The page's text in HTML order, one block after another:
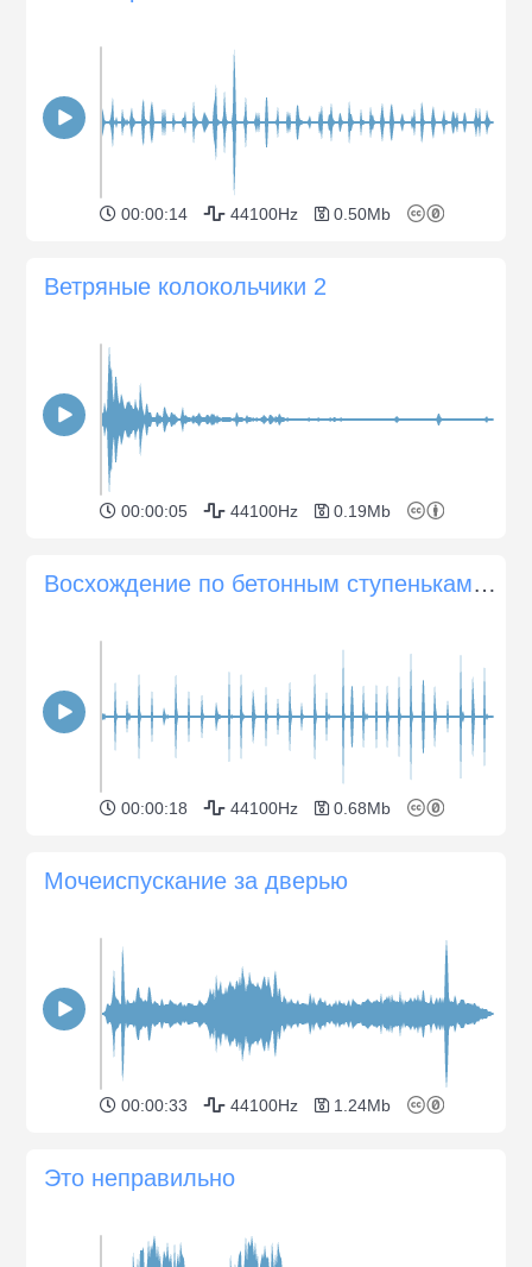
00:00:14 44100Hz 0.50Mb
Ветряные колокольчики 2
00:00:05 44100Hz 0.19Mb
Восхождение по бетонным ступенькам в кроссовках
00:00:18 44100Hz 0.68Mb
Мочеиспускание за дверью
00:00:33 44100Hz 1.24Mb
Это неправильно